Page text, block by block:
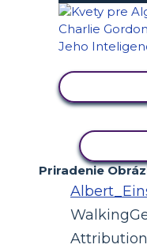
Priradenie
Attribution